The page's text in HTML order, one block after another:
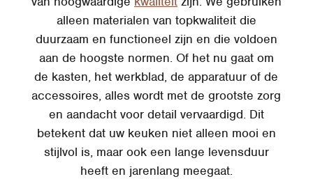
alleen materialen van topkwaliteit die
duurzaam en functioneel zijn en die voldoen
aan de hoogste normen. Of het nu gaat om
de kasten, het werkblad, de apparatuur of de
accessoires, alles wordt met de grootste zorg
en aandacht voor detail vervaardigd. Dit
betekent dat uw keuken niet alleen mooi en
stijlvol is, maar ook een lange levensduur
heeft en jarenlang meegaat.